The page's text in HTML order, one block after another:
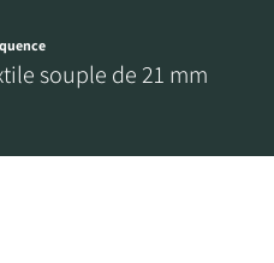
souple de 21 mm